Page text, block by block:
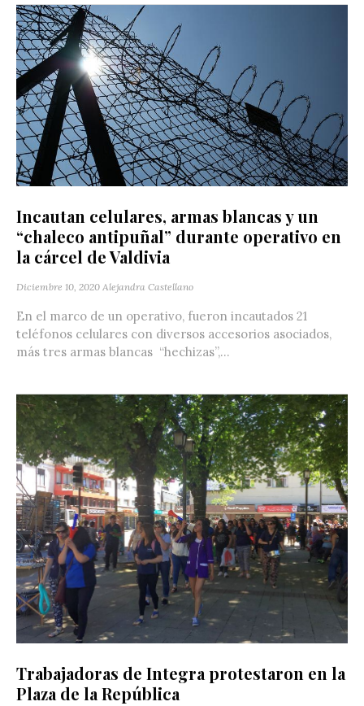
Incautan celulares, armas blancas y un
“chaleco antipuñal” durante operativo en
la cárcel de Valdivia
Diciembre 10, 2020 Alejandra Castellano
En el marco de un operativo, fueron incautados 21
teléfonos celulares con diversos accesorios asociados,
más tres armas blancas “hechizas”,...
Trabajadoras de Integra protestaron en la
Plaza de la República